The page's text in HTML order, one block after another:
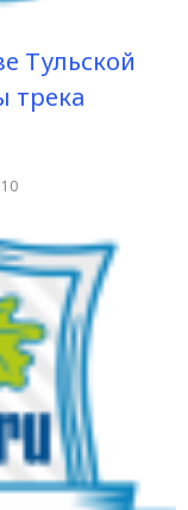
Тульской
трека